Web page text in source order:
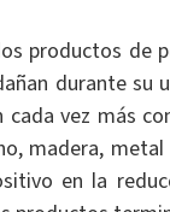
productos de
durante su
cada vez más
madera,
en la